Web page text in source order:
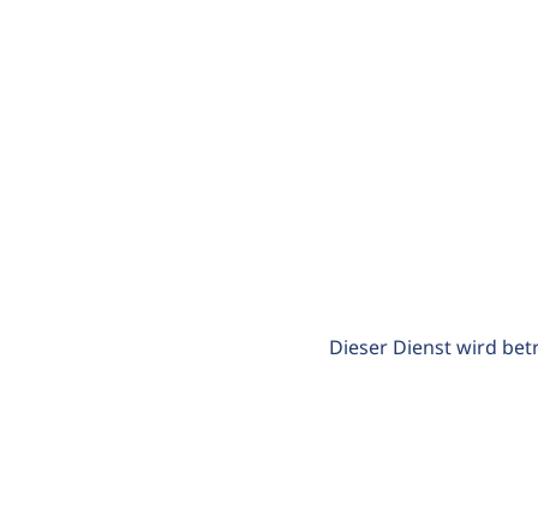
Dieser Dienst wird